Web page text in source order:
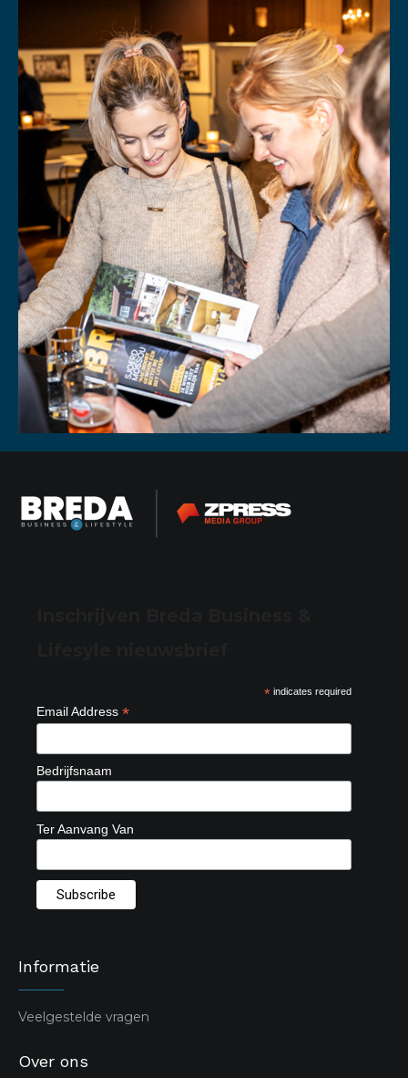
*indicates required
Email Address *
Bedrijfsnaam
Ter Aanvang Van
Informatie
Veelgestelde vragen
Over ons